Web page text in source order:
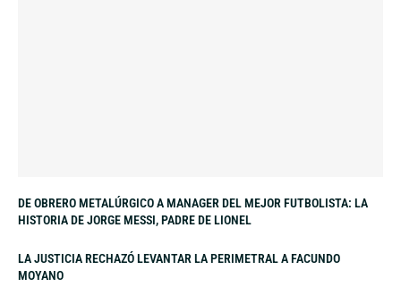
DE OBRERO METALÚRGICO A MANAGER DEL MEJOR FUTBOLISTA: LA
HISTORIA DE JORGE MESSI, PADRE DE LIONEL
LA JUSTICIA RECHAZÓ LEVANTAR LA PERIMETRAL A FACUNDO
MOYANO